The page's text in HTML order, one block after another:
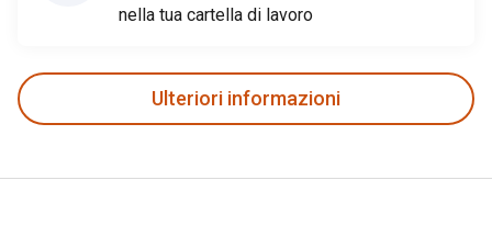
nella tua cartella di lavoro
Ulteriori informazioni